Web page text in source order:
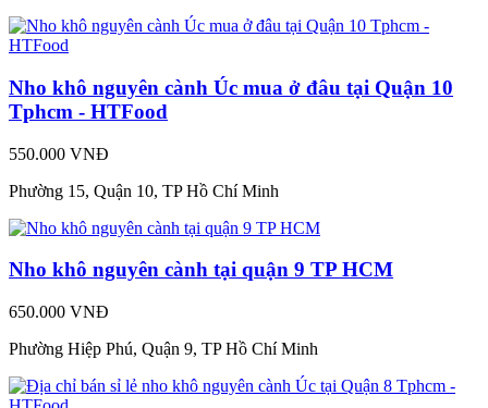
Nho khô nguyên cành Úc mua ở đâu tại Quận 10
Tphcm - HTFood
550.000 VNĐ
Phường 15, Quận 10, TP Hồ Chí Minh
Nho khô nguyên cành tại quận 9 TP HCM
650.000 VNĐ
Phường Hiệp Phú, Quận 9, TP Hồ Chí Minh